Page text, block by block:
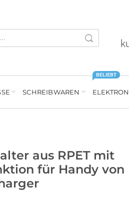
SCHREIBWAREN
BELIEBT
aus RPET mit
für Handy von